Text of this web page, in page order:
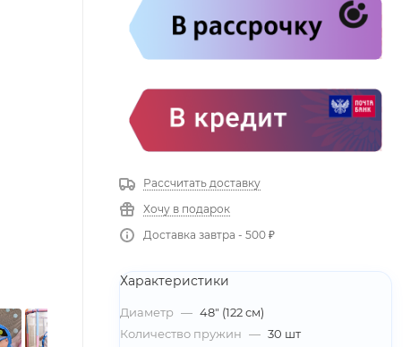
Рассчитать доставку
Хочу в подарок
Доставка завтра - 500 ₽
Характеристики
Диаметр — 48" (122 см)
Количество пружин — 30 шт